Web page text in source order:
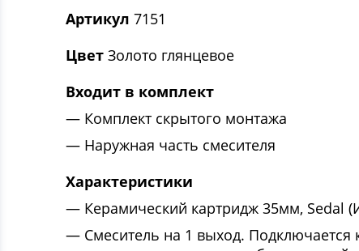
Артикул 7151
Цвет Золото глянцевое
Входит в комплект
Комплект скрытого монтажа
Наружная часть смесителя
Характеристики
Керамический картридж 35мм, Sedal
Смеситель на 1 выход. Подключается